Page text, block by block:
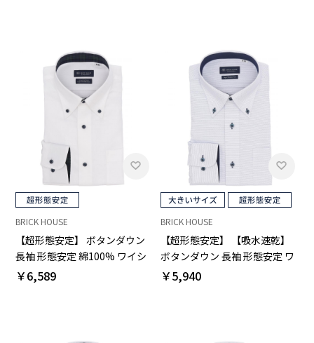
BRICK HOUSE
【超形態安定】 ボタンダウン
長袖 形態安定 綿100% ワイシ
ャツ
￥6,589
BRICK HOUSE
【超形態安定】 【吸水速乾】
ボタンダウン 長袖 形態安定 ワ
イシャツ 大きいサイズ
￥5,940